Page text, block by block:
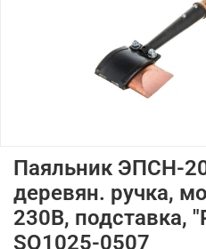
Паяльник ЭПСН-
деревян. ручка,
230В, подставка,
SQ1025-0507